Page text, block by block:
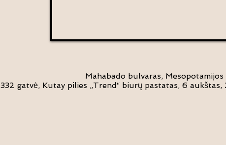
Mahabado bulvaras, Mesopotamijos
332 gatvė, Kutay pilies „Trend“ biurų pastatas, 6